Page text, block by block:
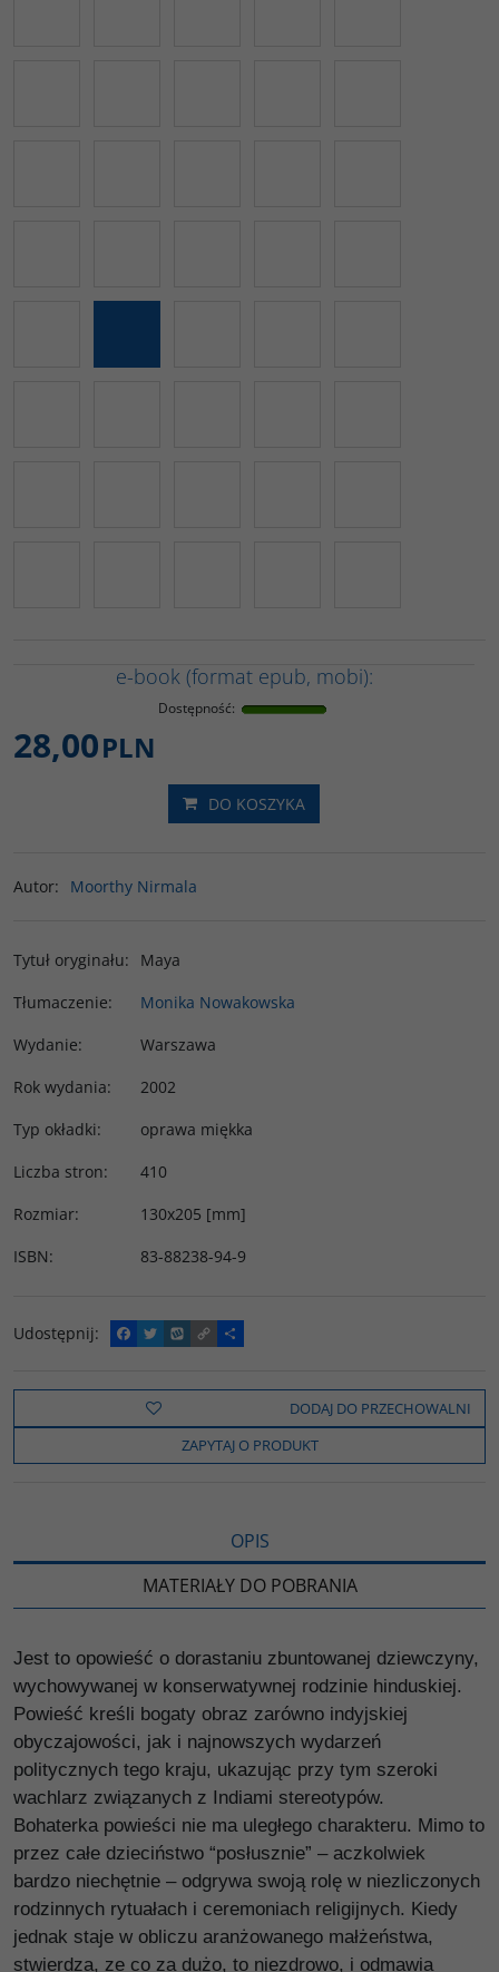
e-book (format epub, mobi):
Dostępność:
28,00PLN
DO KOSZYKA
Autor: Moorthy Nirmala
Tytuł oryginału:
Maya
Tłumaczenie:
Monika Nowakowska
Wydanie:
Warszawa
Rok wydania:
2002
Typ okładki:
oprawa miękka
Liczba stron:
410
Rozmiar:
130x205 [mm]
ISBN: 83-88238-94-9
Udostępnij:
F
a
e
o
k
T
w
t
t
e
W
y
o
C
o
y
i
n
k
P
o
z
e
l
s
DODAJ DO PRZECHOWALNI
ZAPYTAJ O PRODUKT
OPIS
MATERIAŁY DO POBRANIA
Jest to opowieść o dorastaniu zbuntowanej dziewczyny,
wychowywanej w konserwatywnej rodzinie hinduskiej.
Powieść kreśli bogaty obraz zarówno indyjskiej
obyczajowości, jak i najnowszych wydarzeń
politycznych tego kraju, ukazując przy tym szeroki
wachlarz związanych z Indiami stereotypów.
Bohaterka powieści nie ma uległego charakteru. Mimo to
przez całe dzieciństwo “posłusznie” – aczkolwiek
bardzo niechętnie – odgrywa swoją rolę w niezliczonych
rodzinnych rytuałach i ceremoniach religijnych. Kiedy
jednak staje w obliczu aranżowanego małżeństwa,
stwierdza, ze co za dużo, to niezdrowo, i odmawia